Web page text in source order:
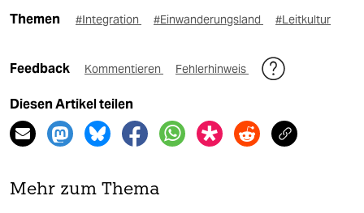
Themen #Integration #Einwanderungsland #Leitkultur
Feedback Kommentieren Fehlerhinweis
Diesen Artikel teilen
Mehr zum Thema